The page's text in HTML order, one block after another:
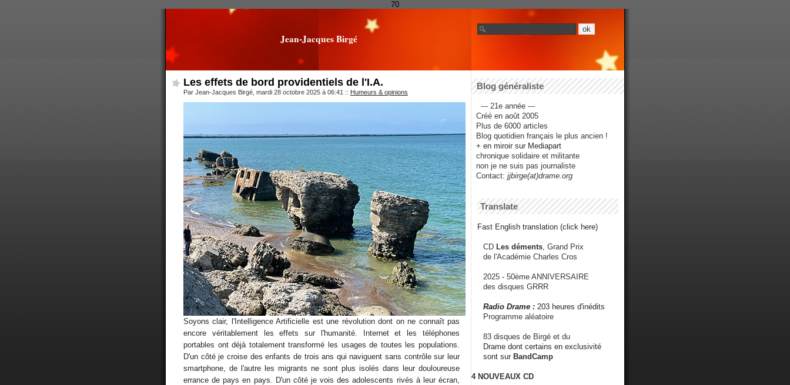
70
Jean-Jacques Birgé
Les effets de bord providentiels de l'I.A.
Par Jean-Jacques Birgé, mardi 28 octobre 2025 à 06:41 :: Humeurs & opinions
Soyons clair, l'Intelligence Artificielle est une révolution dont on ne connaît pas
encore véritablement les effets sur l'humanité. Internet et les téléphones
portables ont déjà totalement transformé les usages de toutes les populations.
D'un côté je croise des enfants de trois ans qui naviguent sans contrôle sur leur
smartphone, de l'autre les migrants ne sont plus isolés dans leur douloureuse
errance de pays en pays. D'un côté je vois des adolescents rivés à leur écran,
Blog généraliste
--- 21e année ---
Créé en août 2005
Plus de 6000 articles
Blog quotidien français le plus ancien !
+ en miroir sur Mediapart
chronique solidaire et militante
non je ne suis pas journaliste
Contact: jjbirge(at)drame.org
Translate
Fast English translation (click here)
CD Les déments , Grand Prix
de l'Académie Charles Cros
2025 - 50ème ANNIVERSAIRE
des disques GRRR
Radio Drame : 203 heures d'inédits
Programme aléatoire
83 disques de Birgé et du
Drame dont certains en exclusivité
sont sur BandCamp
4 NOUVEAUX CD